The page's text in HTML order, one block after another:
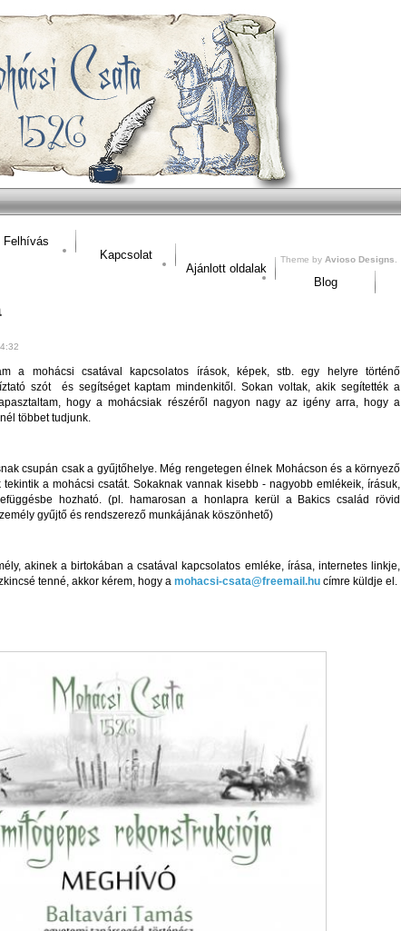
Felhívás
Kapcsolat
Ajánlott oldalak
Blog
a mohácsi csatával kapcsolatos írások, képek, stb. egy helyre történő
szót és segítséget kaptam mindenkitől. Sokan voltak, akik segítették a
hogy a mohácsiak részéről nagyon nagy az igény arra, hogy a
többet tudjunk.
csupán csak a gyűjtőhelye. Még rengetegen élnek Mohácson és a környező
a mohácsi csatát. Sokaknak vannak kisebb - nagyobb emlékeik, írásuk,
hozható. (pl. hamarosan a honlapra kerül a Bakics család rövid
gyűjtő és rendszerező munkájának köszönhető)
akinek a birtokában a csatával kapcsolatos emléke, írása, internetes linkje,
tenné, akkor kérem, hogy a mohacsi-csata@freemail.hu címre küldje el.
Theme by Avioso Designs